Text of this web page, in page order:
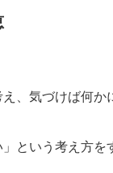
、気づけば何
という考え方